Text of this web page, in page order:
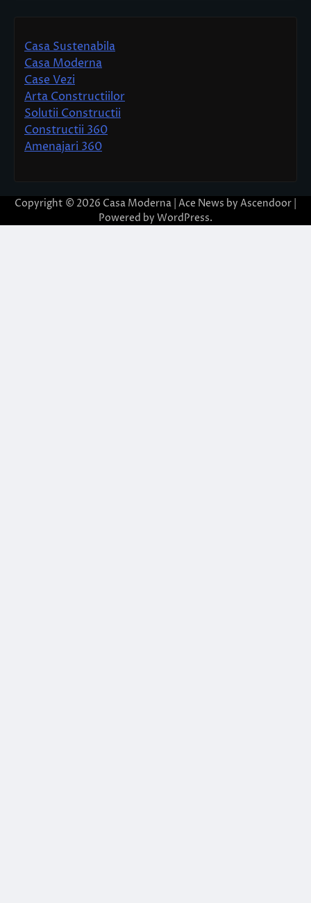
Casa Sustenabila
Casa Moderna
Case Vezi
Arta Constructiilor
Solutii Constructii
Constructii 360
Amenajari 360
Copyright © 2026 Casa Moderna | Ace News by Ascendoor
Powered by WordPress.